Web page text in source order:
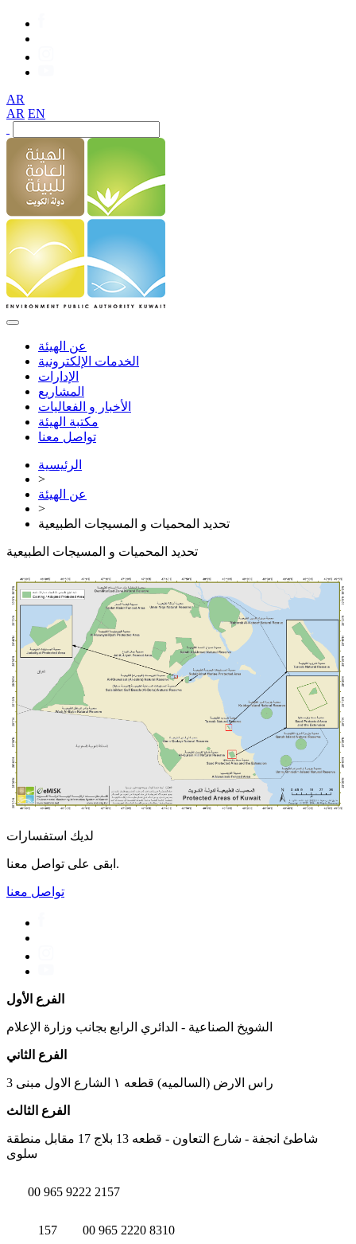
AR
AR EN
عن الهيئة
الخدمات الإلكترونية
الإدارات
المشاريع
الأخبار و الفعاليات
مكتبة الهيئة
تواصل معنا
الرئيسية
>
عن الهيئة
>
تحديد المحميات و المسيجات الطبيعية
تحديد المحميات و المسيجات الطبيعية
لديك استفسارات
ابقى على تواصل معنا.
تواصل معنا
الفرع الأول
الشويخ الصناعية - الدائري الرابع بجانب وزارة الإعلام
الفرع الثاني
راس الارض (السالميه) قطعه ١ الشارع الاول مبنى 3
الفرع الثالث
شاطئ انجفة - شارع التعاون - قطعه 13 بلاج 17 مقابل منطقة
سلوى
00 965 9222 2157
157 00 965 2220 8310